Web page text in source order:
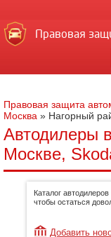
Правовая
Правовая защита
Москва » Нагорный
Автодилеры
Москве,
Каталог
чтобы остаться
Добавить